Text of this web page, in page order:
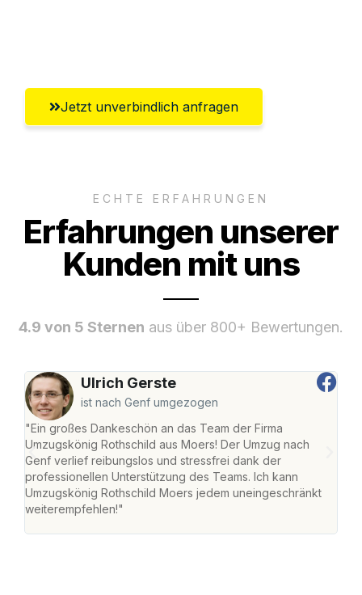
Jetzt unverbindlich anfragen
ECHTE ERFAHRUNGEN
Erfahrungen unserer
Kunden mit uns
4.9 von 5 Sternen aus über 800+ Bewertungen.
Ulrich Gerste
ist nach Genf umgezogen
"Ein großes Dankeschön an das Team der Firma
Umzugskönig Rothschild aus Moers! Der Umzug nach
Genf verlief reibungslos und stressfrei dank der
professionellen Unterstützung des Teams. Ich kann
Umzugskönig Rothschild Moers jedem uneingeschränkt
weiterempfehlen!"